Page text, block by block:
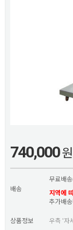
740,000원
배송
무료배
지역에
추가배송
상품정보 우측 '자